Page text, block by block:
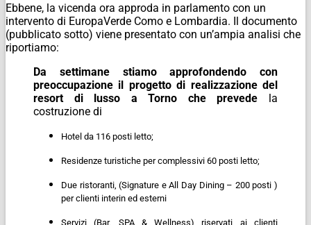
Ebbene, la vicenda ora approda in parlamento con un
intervento di EuropaVerde Como e Lombardia. Il documento
(pubblicato sotto) viene presentato con un’ampia analisi che
riportiamo:
Da settimane stiamo approfondendo con
preoccupazione il progetto di realizzazione del
resort di lusso a Torno che prevede la
costruzione di
Hotel da 116 posti letto;
Residenze turistiche per complessivi 60 posti letto;
Due ristoranti, (Signature e All Day Dining – 200 posti )
per clienti interin ed esterni
Servizi (Bar, SPA & Wellness) riservati ai clienti